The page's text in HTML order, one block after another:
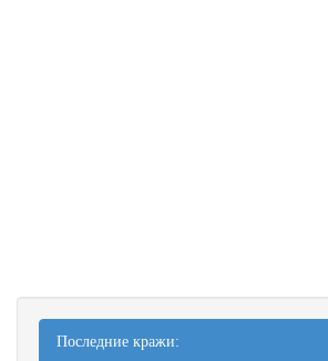
Последние кражи: